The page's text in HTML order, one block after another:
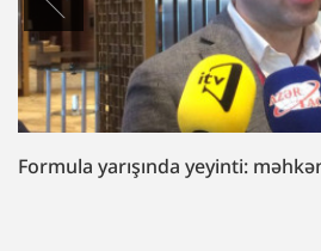
“Fazil Mustafaya sui-qəsd